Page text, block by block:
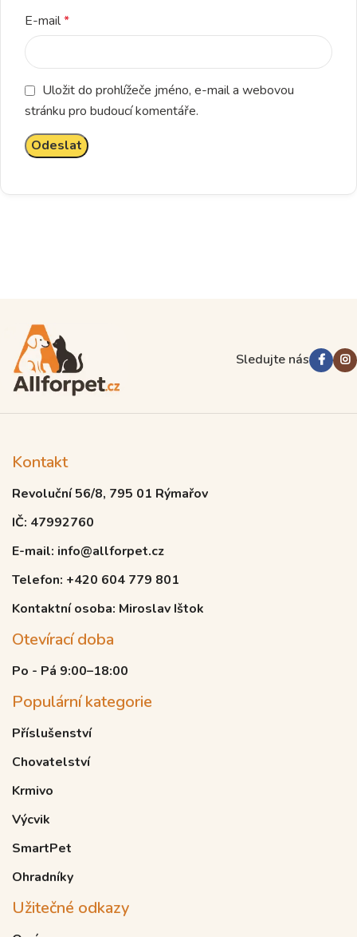
E-mail*
Uložit do prohlížeče jméno, e-mail a webovou
stránku pro budoucí komentáře.
Sledujte nás
Kontakt
Revoluční 56/8, 795 01 Rýmařov
IČ: 47992760
E-mail: info@allforpet.cz
Telefon: +420 604 779 801
Kontaktní osoba: Miroslav Ištok
Otevírací doba
Po - Pá 9:00–18:00
Populární kategorie
Příslušenství
Chovatelství
Krmivo
Výcvik
SmartPet
Ohradníky
Užitečné odkazy